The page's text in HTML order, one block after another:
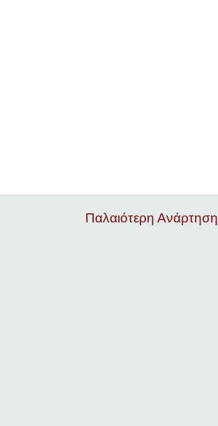
Παλαιότερη Ανάρτηση